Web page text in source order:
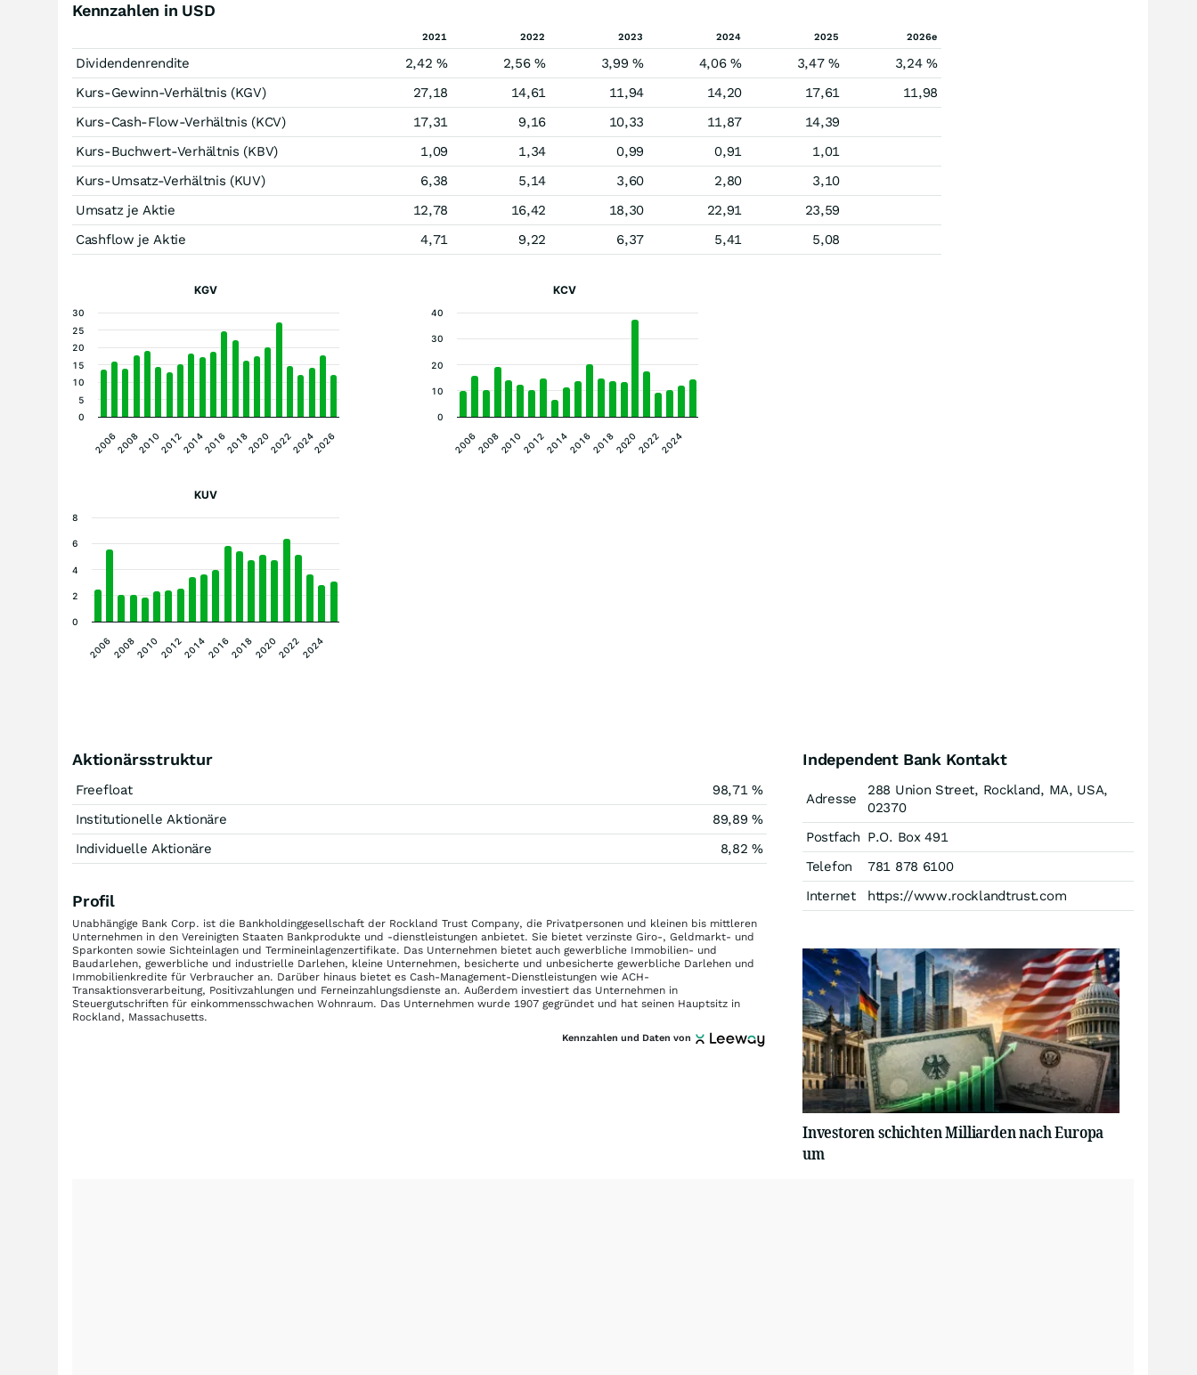
Kennzahlen in USD
2021 2022 2023 2024 2025 2026e
Dividendenrendite 2,42 % 2,56 % 3,99 % 4,06 % 3,47 %
3,24 %
Kurs-Gewinn-Verhältnis (KGV)
27,18 14,61 11,94 14,20 17,61
11,98
Kurs-Cash-Flow-Verhältnis (KCV)
17,31 9,16 10,33 11,87
14,39
Kurs-Buchwert-Verhältnis (KBV)
1,09 1,34 0,99 0,91
1,01
Kurs-Umsatz-Verhältnis (KUV)
6,38 5,14 3,60 2,80
3,10
Umsatz je Aktie
12,78 16,42 18,30 22,91
23,59
Cashflow je Aktie
4,71 9,22 6,37 5,41 5,08
KGV
2010 2016 2022
20062008 20122014 20182020 20242026
0
5
10
15
20
25
30
KCV
2006200820102012201420162018202020222024
0
10
20
30
40
KUV
2006200820102012201420162018202020222024
0
2
4
6
8
Aktionärsstruktur
Freefloat
98,71 %
Institutionelle Aktionäre
89,89 %
Individuelle Aktionäre
8,82 %
Profil
Unabhängige Bank Corp. ist die Bankholdinggesellschaft der Rockland Trust Company, die Privatpersonen und kleinen bis mittleren
Unternehmen in den Vereinigten Staaten Bankprodukte und -dienstleistungen anbietet. Sie bietet verzinste Giro-, Geldmarkt- und
Sparkonten sowie Sichteinlagen und Termineinlagenzertifikate. Das Unternehmen bietet auch gewerbliche Immobilien- und
Baudarlehen, gewerbliche und industrielle Darlehen, kleine Unternehmen, besicherte und unbesicherte gewerbliche Darlehen und
Immobilienkredite für Verbraucher an. Darüber hinaus bietet es Cash-Management-Dienstleistungen wie ACH-
Transaktionsverarbeitung, Positivzahlungen und Ferneinzahlungsdienste an. Außerdem investiert das Unternehmen in
Steuergutschriften für einkommensschwachen Wohnraum. Das Unternehmen wurde 1907 gegründet und hat seinen Hauptsitz in
Rockland, Massachusetts.
Kennzahlen und Daten von
Independent Bank Kontakt
Adresse
288 Union Street, Rockland, MA, USA,
02370
Postfach P.O. Box 491
Telefon
781 878 6100
Internet
https://www.rocklandtrust.com
Investoren schichten Milliarden nach Europa
um